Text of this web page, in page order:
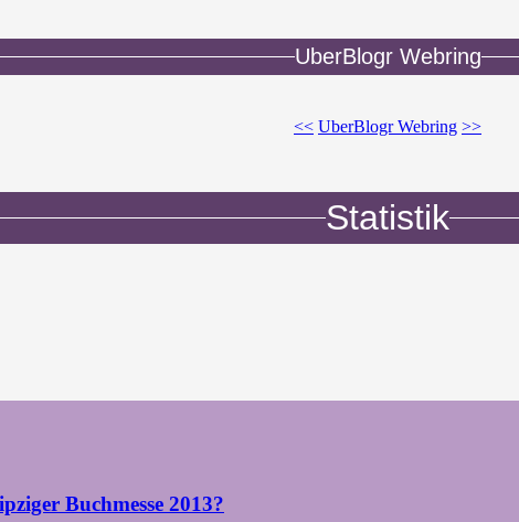
UberBlogr Webring
<< UberBlogr Webring >>
Statistik
Buchmesse 2013?